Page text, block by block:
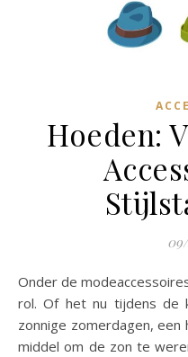
Hoeden:
Onder de modeaccessoires speelt de hoed een onmisbare
rol. Of het nu tijdens de
zonnige zomerdagen, een
middel om de zon te